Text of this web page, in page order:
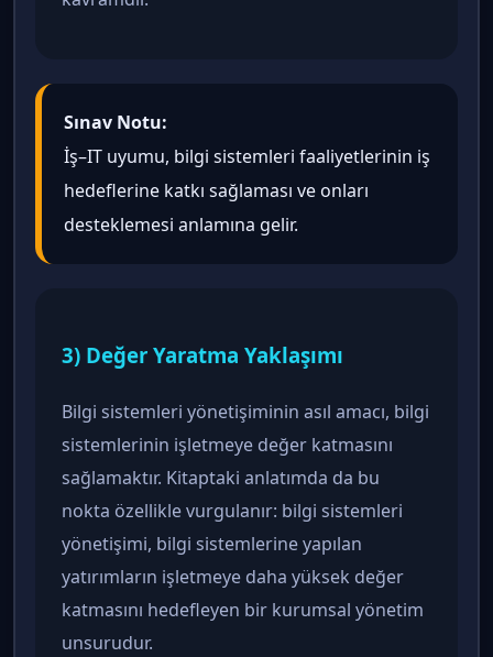
Sınav Notu:
İş–IT uyumu, bilgi sistemleri faaliyetlerinin iş
hedeflerine katkı sağlaması ve onları
desteklemesi anlamına gelir.
3) Değer Yaratma Yaklaşımı
Bilgi sistemleri yönetişiminin asıl amacı, bilgi
sistemlerinin işletmeye değer katmasını
sağlamaktır. Kitaptaki anlatımda da bu
nokta özellikle vurgulanır: bilgi sistemleri
yönetişimi, bilgi sistemlerine yapılan
yatırımların işletmeye daha yüksek değer
katmasını hedefleyen bir kurumsal yönetim
unsurudur.